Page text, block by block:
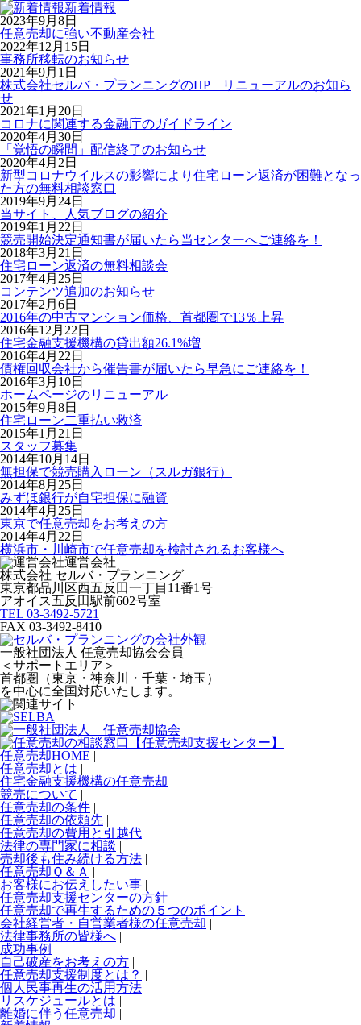
新着情報
2023年9月8日
任意売却に強い不動産会社
2022年12月15日
事務所移転のお知らせ
2021年9月1日
株式会社セルバ・プランニングのHP リニューアルのお知ら
せ
2021年1月20日
コロナに関連する金融庁のガイドライン
2020年4月30日
「覚悟の瞬間」配信終了のお知らせ
2020年4月2日
新型コロナウイルスの影響により住宅ローン返済が困難となっ
た方の無料相談窓口
2019年9月24日
当サイト、人気ブログの紹介
2019年1月22日
競売開始決定通知書が届いたら当センターへご連絡を！
2018年3月21日
住宅ローン返済の無料相談会
2017年4月25日
コンテンツ追加のお知らせ
2017年2月6日
2016年の中古マンション価格、首都圏で13％上昇
2016年12月22日
住宅金融支援機構の貸出額26.1%増
2016年4月22日
債権回収会社から催告書が届いたら早急にご連絡を！
2016年3月10日
ホームページのリニューアル
2015年9月8日
住宅ローン二重払い救済
2015年1月21日
スタッフ募集
2014年10月14日
無担保で競売購入ローン（スルガ銀行）
2014年8月25日
みずほ銀行が自宅担保に融資
2014年4月25日
東京で任意売却をお考えの方
2014年4月22日
横浜市・川崎市で任意売却を検討されるお客様へ
運営会社
株式会社 セルバ・プランニング
東京都品川区西五反田一丁目11番1号
アオイス五反田駅前602号室
TEL 03-3492-5721
FAX 03-3492-8410
一般社団法人 任意売却協会会員
＜サポートエリア＞
首都圏（東京・神奈川・千葉・埼玉）
を中心に全国対応いたします。
任意売却HOME |
任意売却とは |
住宅金融支援機構の任意売却 |
競売について |
任意売却の条件 |
任意売却の依頼先 |
任意売却の費用と引越代
法律の専門家に相談 |
売却後も住み続ける方法 |
任意売却Ｑ＆Ａ |
お客様にお伝えしたい事 |
任意売却支援センターの方針 |
任意売却で再生するための５つのポイント
会社経営者・自営業者様の任意売却 |
法律事務所の皆様へ |
成功事例 |
自己破産をお考えの方 |
任意売却支援制度とは？ |
個人民事再生の活用方法
リスケジュールとは |
離婚に伴う任意売却 |